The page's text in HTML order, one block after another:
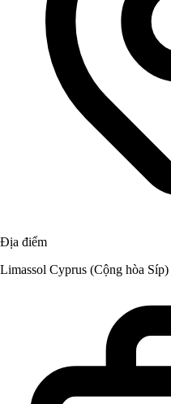
Địa điểm
Limassol Cyprus (Cộng hòa Síp)